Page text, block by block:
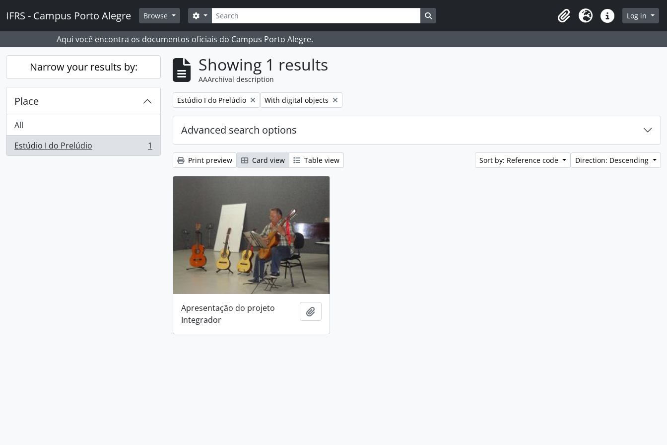
IFRS - Campus Porto Alegre Browse Search
Search options Search in browse page
ClipboardLanguageQuick linksLog in
Aqui você encontra os documentos oficiais do Campus Porto Alegre.
Narrow your results by:
Place
All
Estúdio I do Prelúdio
, 1 results 1
Showing 1 results
AAArchival description
Remove filter:
Estúdio I do Prelúdio Remove filter:
With digital objects
Advanced search options
Print preview Card view Table view Sort by: Reference code Direction: Descending
Apresentação do projeto
Integrador